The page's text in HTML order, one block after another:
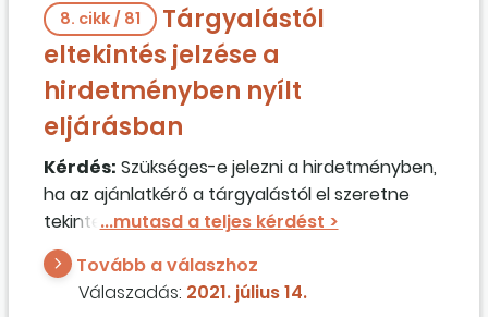
8. cikk / 81
Tárgyalástól
eltekintés jelzése a
hirdetményben nyílt
eljárásban
Kérdés: Szükséges-e jelezni a hirdetményben,
ha az ajánlatkérő a tárgyalástól el szeretne
tekinteni a nyílt eljárás során, függően a
beérkező ajánlatoktól? Ez gyakorlatilag
egyébkénteljárástípus
nem feltétlenül megengedett a
Tovább a válaszhoz
Válaszadás: 2021. július 14.